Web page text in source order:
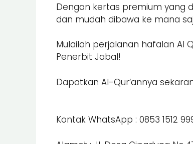
Dengan kertas premium yang
dan mudah dibawa ke mana
Mulailah perjalanan hafalan Al
Penerbit Jabal!
Dapatkan Al-Qur’annya
Kontak WhatsApp : 0853 1512